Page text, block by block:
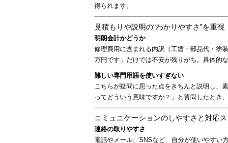
得られます。
見積もりや説明の“わかりやすさ”を重視
明朗会計かどうか
修理費用に含まれる内訳（工賃・部品代・塗
万円です」だけでは不安が残りがち。具体的
難しい専門用語を使いすぎない
こちらが疑問に思った点をきちんと説明し、
ってどういう意味ですか？」と質問したとき
コミュニケーションのしやすさと対応
連絡の取りやすさ
電話やメール、SNSなど、自分が使いやすい